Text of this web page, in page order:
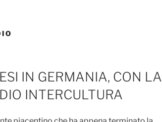
IN GERMANIA, CON LA
INTERCULTURA